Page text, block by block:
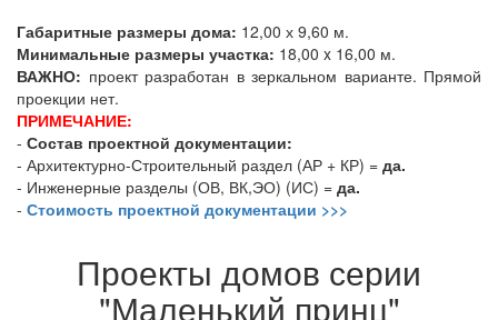
Габаритные размеры дома: 12,00 х 9,60 м.
Минимальные размеры участка: 18,00 x 16,00 м.
ВАЖНО: проект разработан в зеркальном варианте. Прямой
проекции нет.
ПРИМЕЧАНИЕ:
- Состав проектной документации:
- Архитектурно-Строительный раздел (АР + КР) = да.
- Инженерные разделы (ОВ, ВК,ЭО) (ИС) = да.
- Стоимость проектной документации >>>
Проекты домов серии
"Маленький принц"